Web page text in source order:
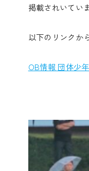
掲載されいてい
以下のリンクか
OB情報 団体少